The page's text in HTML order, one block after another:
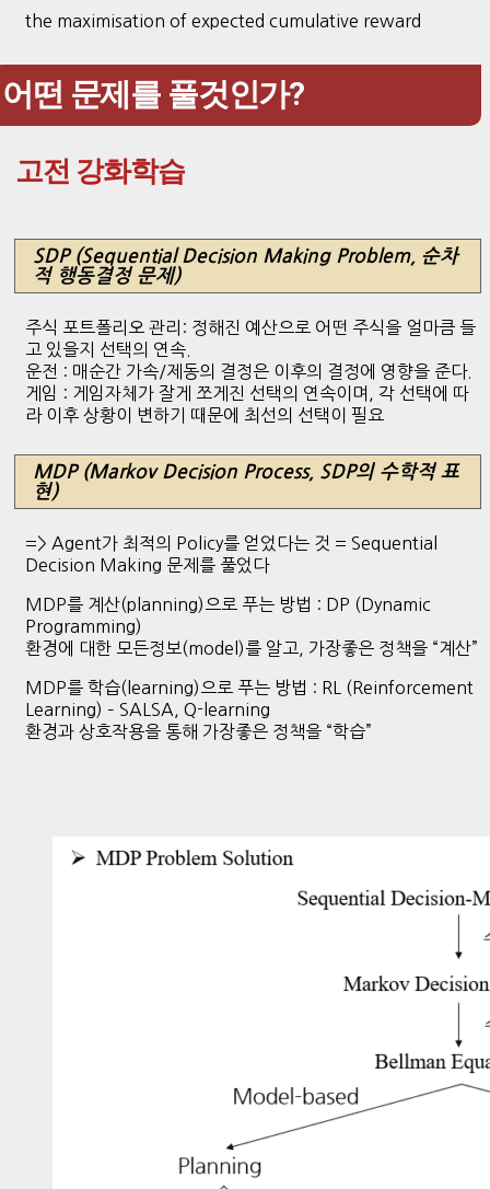
the maximisation of expected cumulative reward
어떤 문제를 풀것인가?
고전 강화학습
SDP (SequentialDecision Making Problem, 순차
적 행동결정 문제)
주식 포트폴리오 관리: 정해진 예산으로 어떤 주식을 얼마큼 들
고 있을지 선택의 연속.
운전 : 매순간 가속/제동의 결정은 이후의 결정에 영향을 준다.
게임 : 게임자체가 잘게 쪼게진 선택의 연속이며, 각 선택에 따
라 이후 상황이 변하기 때문에 최선의 선택이 필요
MDP (MarkovDecision Process, SDP의 수학적 표
현)
=> Agent가 최적의 Policy를 얻었다는 것 = Sequential
Decision Making 문제를 풀었다
MDP를 계산(planning)으로 푸는 방법 : DP (Dynamic
Programming)
환경에 대한 모든정보(model)를 알고, 가장좋은 정책을 “계산”
MDP를 학습(learning)으로 푸는 방법 : RL (Reinforcement
Learning) – SALSA, Q-learning
환경과 상호작용을 통해 가장좋은 정책을 “학습”